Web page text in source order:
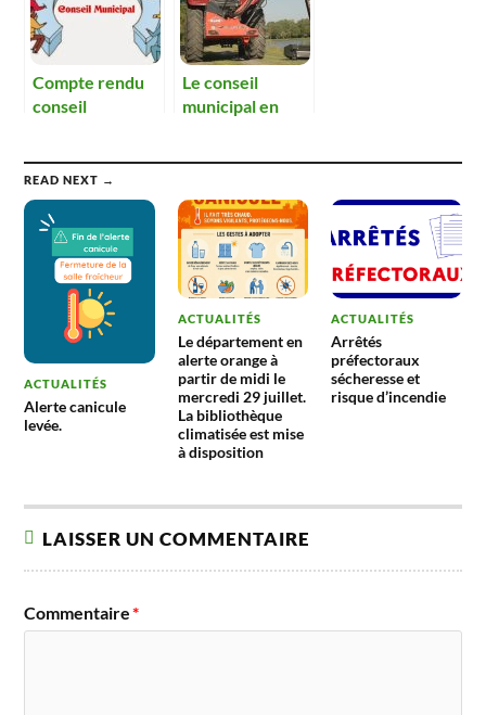
porcherie.
Compte rendu
conseil
Le conseil
municipal en
READ NEXT →
ACTUALITÉS
Alerte canicule
levée.
ACTUALITÉS
Le département en
alerte orange à
partir de midi le
mercredi 29 juillet.
La bibliothèque
climatisée est mise
à disposition
ACTUALITÉS
Arrêtés
préfectoraux
sécheresse et
risque d’incendie
LAISSER UN COMMENTAIRE
Commentaire*